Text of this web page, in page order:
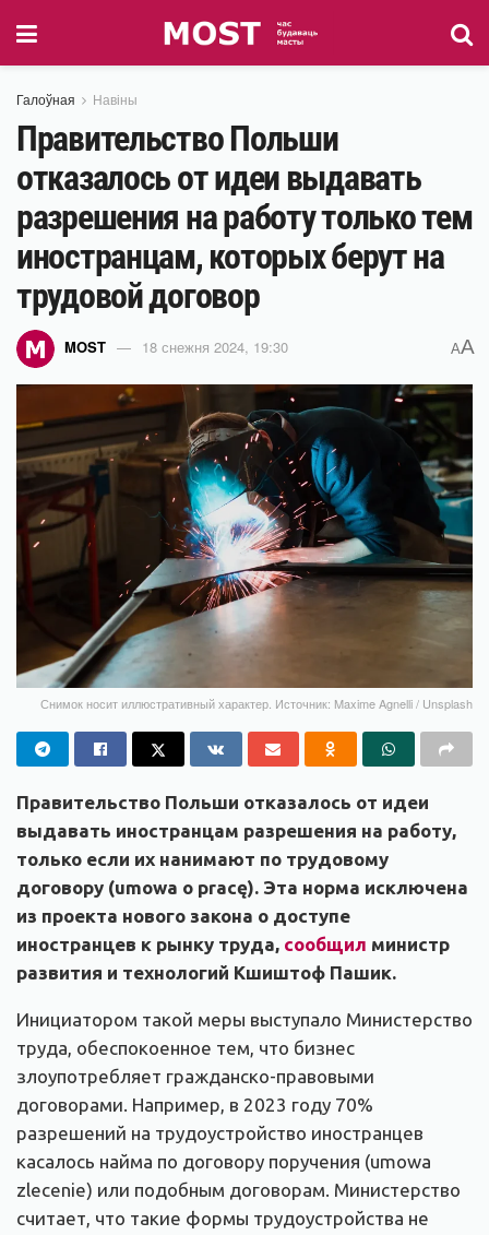
Галоўная Навіны
Правительство Польши
отказалось от идеи выдавать
разрешения на работу только тем
иностранцам, которых берут на
трудовой договор
MOST 18 снежня 2024, 19:30 AA
Снимок носит иллюстративный характер. Источник: Maxime Agnelli / Unsplash
Правительство Польши отказалось от идеи
выдавать иностранцам разрешения на работу,
только если их нанимают по трудовому
договору (umowa o pracę). Эта норма исключена
из проекта нового закона о доступе
иностранцев к рынку труда, сообщил министр
развития и технологий Кшиштоф Пашик.
Инициатором такой меры выступало Министерство
труда, обеспокоенное тем, что бизнес
злоупотребляет гражданско-правовыми
договорами. Например, в 2023 году 70%
разрешений на трудоустройство иностранцев
касалось найма по договору поручения (umowa
zlecenie) или подобным договорам. Министерство
считает, что такие формы трудоустройства не